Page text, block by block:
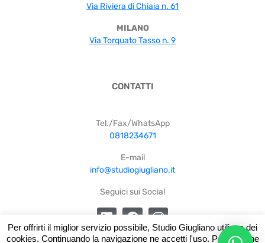
Via Riviera di Chiaia n. 61
MILANO
Via Torquato Tasso n. 9
CONTATTI
Tel./Fax/WhatsApp
0818234671
E-mail
info@studiogiugliano.it
Seguici sui Social
Per offrirti il miglior servizio possibile, Studio Giugliano utilizza dei
cookies. Continuando la navigazione ne accetti l'uso. Per saperne